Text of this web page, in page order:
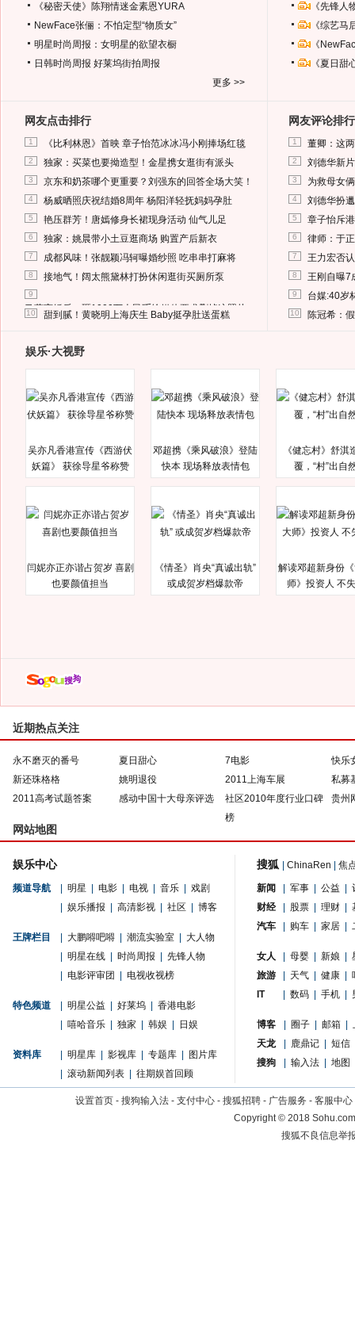
《秘密天使》陈翔情迷金素恩YURA
NewFace张俪：不怕定型“物质女”
明星时尚周报：女明星的欲望衣橱
日韩时尚周报 好莱坞街拍周报
更多 >>
《先锋
《综艺
《
《夏日
网友点击排行
1 《比利林恩》首映 章子怡范冰冰冯小刚捧场红毯
2 独家：买菜也要拗造型！金星携女逛街有派头
3 京东和奶茶哪个更重要？刘强东的回答全场大笑！
4 杨威晒照庆祝结婚8周年 杨阳洋轻抚妈妈孕肚
5 艳压群芳！唐嫣修身长裙现身活动 仙气儿足
6 独家：姚晨带小土豆逛商场 购置产后新衣
7 成都风味！张靓颖冯轲曝婚纱照 吃串串打麻将
8 接地气！阔太熊黛林打扮休闲逛街买厕所泵
9
马蓉离婚后，砸1000万人民币给媒体要求删掉这照片
10 甜到腻！黄晓明上海庆生 Baby挺孕肚送蛋糕
网友评论排行
1 董卿：这
2 刘德华新
3 为救母女
4 刘德华扮
5 章子怡斥
6 律师：于
7 王力宏否
8 王刚自曝7
9 台媒:40岁
10 陈冠希：
娱乐·大视野
吴亦凡香港宣传《西游伏
妖篇》 获徐导星爷称赞
邓超携《乘风破浪》登陆
快本 现场释放表情包
《健忘村》舒淇
覆，“村”出自
闫妮亦正亦谐占贺岁 喜剧
也要颜值担当
《情圣》肖央“真诚出轨”
或成贺岁档爆款帝
解读邓超新身份
师》投资人 不
近期热点关注
永不磨灭的番号 夏日甜心 7电影
快乐
新还珠格格
姚明退役 2011上海车展
私募
2011高考试题答案
感动中国十大母亲评选
社区2010年度行业口碑
榜
贵州
网站地图
娱乐中心
频道导航 明星 电影 电视 音乐
戏剧
娱乐播报 高清影视 社区 博客
王牌栏目 大鹏嘚吧嘚 潮流实验室
大人物
明星在线 时尚周报
先锋人物
电影评审团 电视收视榜
特色频道 明星公益 好莱坞
香港电影
嘻哈音乐 独家 韩娱 日娱
资料库 明星库 影视库 专题库
图片库
滚动新闻列表 往期娱首回顾
搜狐 ChinaRen 焦
新闻 军事 公益
财经
股票 理财
汽车
购车 家居
女人 母婴 新娘
旅游
天气 健康
IT
数码 手机
博客 圈子 邮箱
天龙
鹿鼎记
短信
搜狗
输入法 地图
设置首页 - 搜狗输入法 - 支付中心 - 搜狐招聘 - 广告服务 - 客服中心
Copyright©2018
搜狐不良信息举